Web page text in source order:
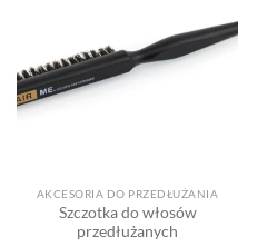
do listy
życzeń
AKCESORIA DO PRZEDŁUŻANIA
Szczotka do włosów
przedłużanych